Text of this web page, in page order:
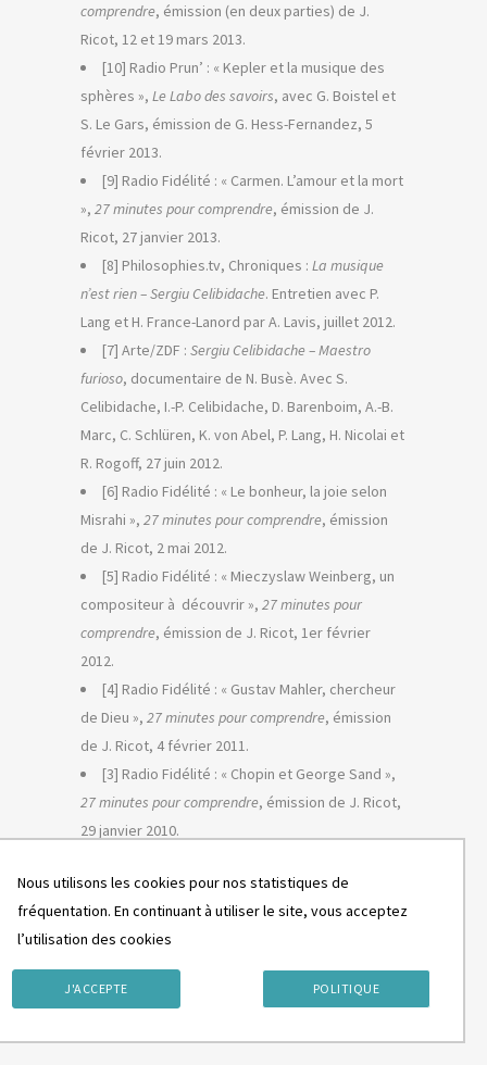
comprendre, émission (en deux parties) de J.
Ricot, 12 et 19 mars 2013.
[10] Radio Prun’ : « Kepler et la musique des
sphères », Le Labo des savoirs, avec G. Boistel et
S. Le Gars, émission de G. Hess-Fernandez, 5
février 2013.
[9] Radio Fidélité : « Carmen. L’amour et la mort
», 27 minutes pour comprendre, émission de J.
Ricot, 27 janvier 2013.
[8] Philosophies.tv, Chroniques : La musique
n’est rien – Sergiu Celibidache. Entretien avec P.
Lang et H. France-Lanord par A. Lavis, juillet 2012.
[7] Arte/ZDF : Sergiu Celibidache – Maestro
furioso, documentaire de N. Busè. Avec S.
Celibidache, I.-P. Celibidache, D. Barenboim, A.-B.
Marc, C. Schlüren, K. von Abel, P. Lang, H. Nicolai et
R. Rogoff, 27 juin 2012.
[6] Radio Fidélité : « Le bonheur, la joie selon
Misrahi », 27 minutes pour comprendre, émission
de J. Ricot, 2 mai 2012.
[5] Radio Fidélité : « Mieczyslaw Weinberg, un
compositeur à découvrir », 27 minutes pour
comprendre, émission de J. Ricot, 1er février
2012.
[4] Radio Fidélité : « Gustav Mahler, chercheur
de Dieu », 27 minutes pour comprendre, émission
de J. Ricot, 4 février 2011.
[3] Radio Fidélité : « Chopin et George Sand »,
27 minutes pour comprendre, émission de J. Ricot,
29 janvier 2010.
d’un jour (sur S. Celibidache), 28 juin 2004.
[1] France Musique,Violon d’Ingres, émission
de G. Le Gallic (présentation de l’Orchestre des
régions européennes), 10 juin 2000.
DOCUMENTS JOINTS
Nous utilisons les cookies pour nos statistiques de
fréquentation. En continuant à utiliser le site, vous acceptez
l’utilisation des cookies
J'ACCEPTE POLITIQUE